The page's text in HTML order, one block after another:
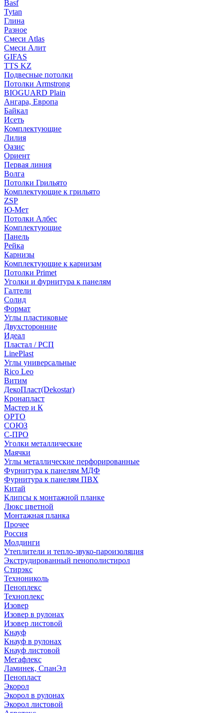
Basf
Tytan
Глина
Разное
Смеси Atlas
Смеси Алит
GIFAS
TTS KZ
Подвесные потолки
Потолки Armstrong
BIOGUARD Plain
Ангара, Европа
Байкал
Исеть
Комплектующие
Лилия
Оазис
Ориент
Первая линия
Волга
Потолки Грильято
Комплектующие к грильято
ZSP
Ю-Мет
Потолки Албес
Комплектующие
Панель
Рейка
Карнизы
Комплектующие к карнизам
Потолки Primet
Уголки и фурнитура к панелям
Галтели
Солид
Формат
Углы пластиковые
Двухсторонние
Идеал
Пластал / РСП
LinePlast
Углы универсальные
Rico Leo
Витим
ДекоПласт(Dekostar)
Кронапласт
Мастер и К
ОРТО
СОЮЗ
С-ПРО
Уголки металлические
Маячки
Углы металлические перфорированные
Фурнитура к панелям МДФ
Фурнитура к панелям ПВХ
Китай
Клипсы к монтажной планке
Люкс цветной
Монтажная планка
Прочее
Россия
Молдинги
Утеплители и тепло-звуко-пароизоляция
Экструдированный пенополистирол
Стирэкс
Технониколь
Пеноплекс
Техноплекс
Изовер
Изовер в рулонах
Изовер листовой
Кнауф
Кнауф в рулонах
Кнауф листовой
Мегафлекс
Ламинек, СпанЭл
Пенопласт
Экорол
Экорол в рулонах
Экорол листовой